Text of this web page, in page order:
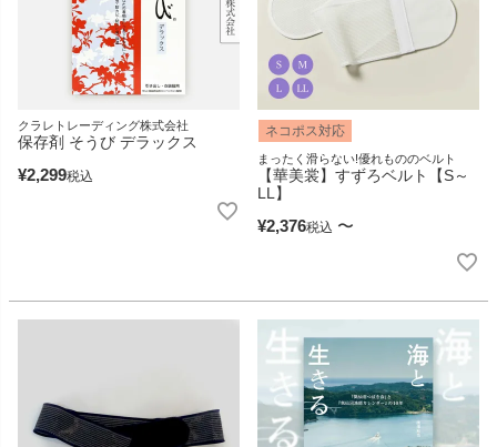
クラレトレーディング株式会社
保存剤 そうび デラックス
¥2,299税込
ネコポス対応
まったく滑らない!優れもののベルト
【華美裳】すずろベルト【S～
LL】
¥2,376税込 〜